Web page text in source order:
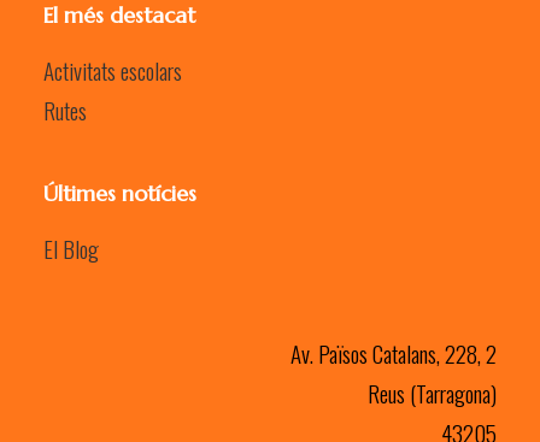
El més destacat
Activitats escolars
Rutes
Últimes notícies
El Blog
Av. Països Catalans, 228, 2
Reus (Tarragona)
43205